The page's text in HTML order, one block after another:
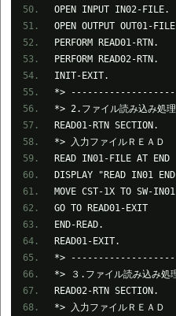
OPEN INPUT IN02-FILE.
OPEN OUTPUT OUT01-
PERFORM READ01-RTN.
PERFORM READ02-RTN.
INIT-EXIT.
*>
*> 2.ファイル読み込み処理
READ01-RTN SECTION.
*> 入力ファイルＲＥＡＤ
READ IN01-FILE AT END
DISPLAY "READ IN01
MOVE CST-1X TO SW-
GO TO READ01-EXIT
END-READ.
READ01-EXIT.
*>
*> ３.ファイル読み込み処
READ02-RTN SECTION.
*> 入力ファイルＲＥＡＤ